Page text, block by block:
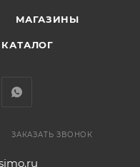
МАГАЗИНЫ
КАТАЛОГ
ЗАКАЗАТЬ ЗВОНОК